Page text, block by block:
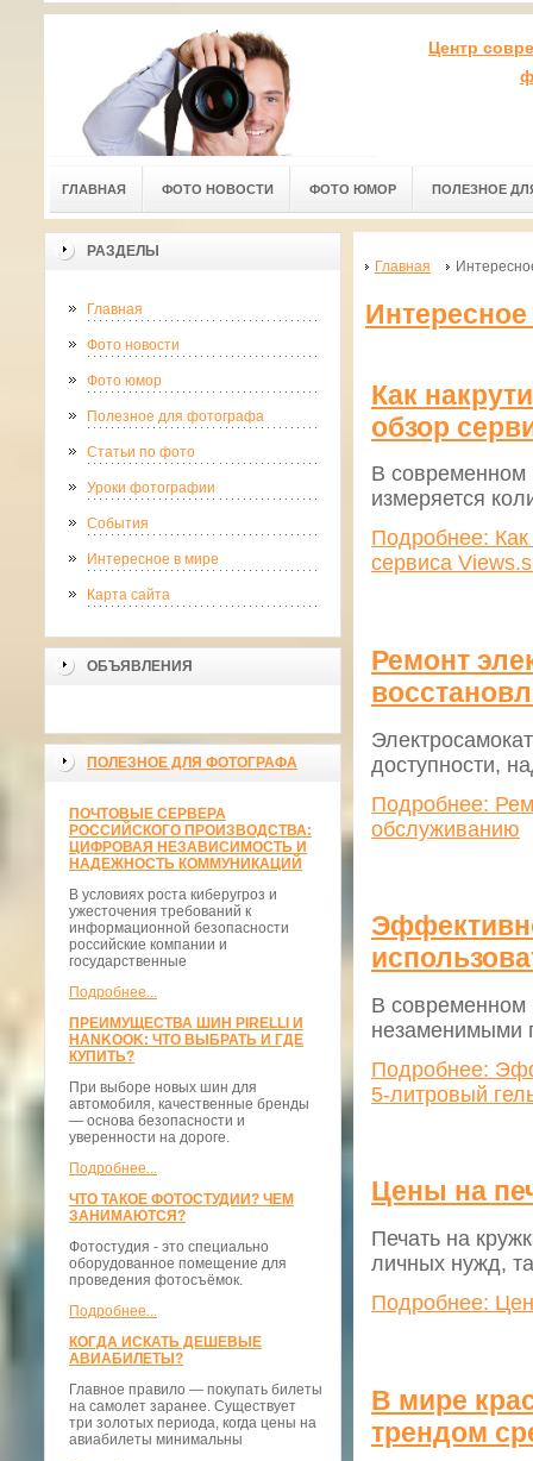
Центр
ГЛАВНАЯ ФОТО НОВОСТИ ФОТО ЮМОР ПОЛЕЗНОЕ
РАЗДЕЛЫ
Главная
Фото новости
Фото юмор
Полезное для фотографа
Статьи по фото
Уроки фотографии
События
Интересное в мире
Карта сайта
ОБЪЯВЛЕНИЯ
ПОЛЕЗНОЕ ДЛЯ ФОТОГРАФА
ПОЧТОВЫЕ СЕРВЕРА
РОССИЙСКОГО ПРОИЗВОДСТВА:
ЦИФРОВАЯ НЕЗАВИСИМОСТЬ И
НАДЕЖНОСТЬ КОММУНИКАЦИЙ
В условиях роста киберугроз и
ужесточения требований к
информационной безопасности
российские компании и
государственные
Подробнее...
ПРЕИМУЩЕСТВА ШИН PIRELLI И
HANKOOK: ЧТО ВЫБРАТЬ И ГДЕ
КУПИТЬ?
При выборе новых шин для
автомобиля, качественные бренды
— основа безопасности и
уверенности на дороге.
Подробнее...
ЧТО ТАКОЕ ФОТОСТУДИИ? ЧЕМ
ЗАНИМАЮТСЯ?
Фотостудия - это специально
оборудованное помещение для
проведения фотосъёмок.
Подробнее...
КОГДА ИСКАТЬ ДЕШЕВЫЕ
АВИАБИЛЕТЫ?
Главное правило — покупать билеты
на самолет заранее. Существует
три золотых периода, когда цены на
авиабилеты минимальны
Главная
Как
обзор
В современном
измеряется
Подробнее: Как
сервиса
Ремонт
доступности,
Подробнее:
обслуживанию
В современном
незаменимыми
Подробнее:
5-литровый
Цены на
Печать на
личных нужд,
Подробнее:
В мире
трендом